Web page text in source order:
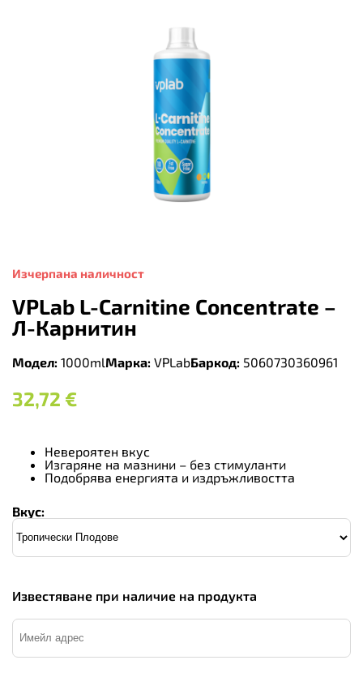
Изчерпана наличност
VPLab L-Carnitine Concentrate –
Л-Карнитин
Модел: 1000mlМарка: VPLabБаркод: 5060730360961
32,72 €
Невероятен вкус
Изгаряне на мазнини – без стимуланти
Подобрява енергията и издръжливостта
Вкус:
Известяване при наличие на продукта